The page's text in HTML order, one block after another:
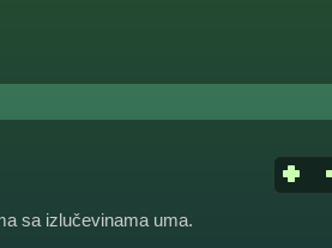
sa izlučevinama uma.